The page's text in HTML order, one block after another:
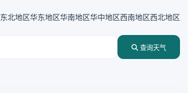
东北地区华东地区华南地区华中地区西南地区西北地区
查询天气